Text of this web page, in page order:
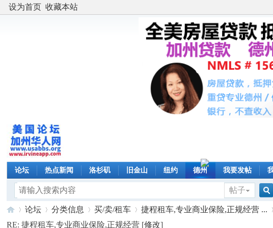
设为首页 收藏本站
论坛 热点新闻 洛杉矶 旧金山 纽约 德州 我要发帖
帖子
论坛 分类信息 买/卖/租车 捷程租车,专业商业保险,正规经营 ...
RE: 捷程租车,专业商业保险,正规经营 [修改]